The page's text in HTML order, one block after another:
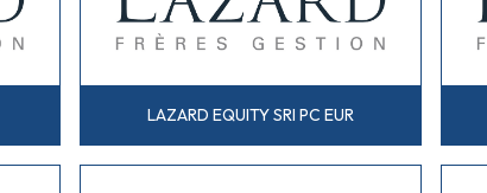
LAZARD EQUITY SRI PC EUR